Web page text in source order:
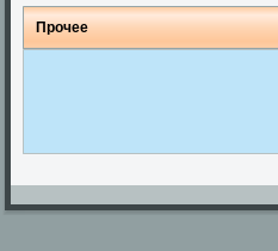
Прοчее